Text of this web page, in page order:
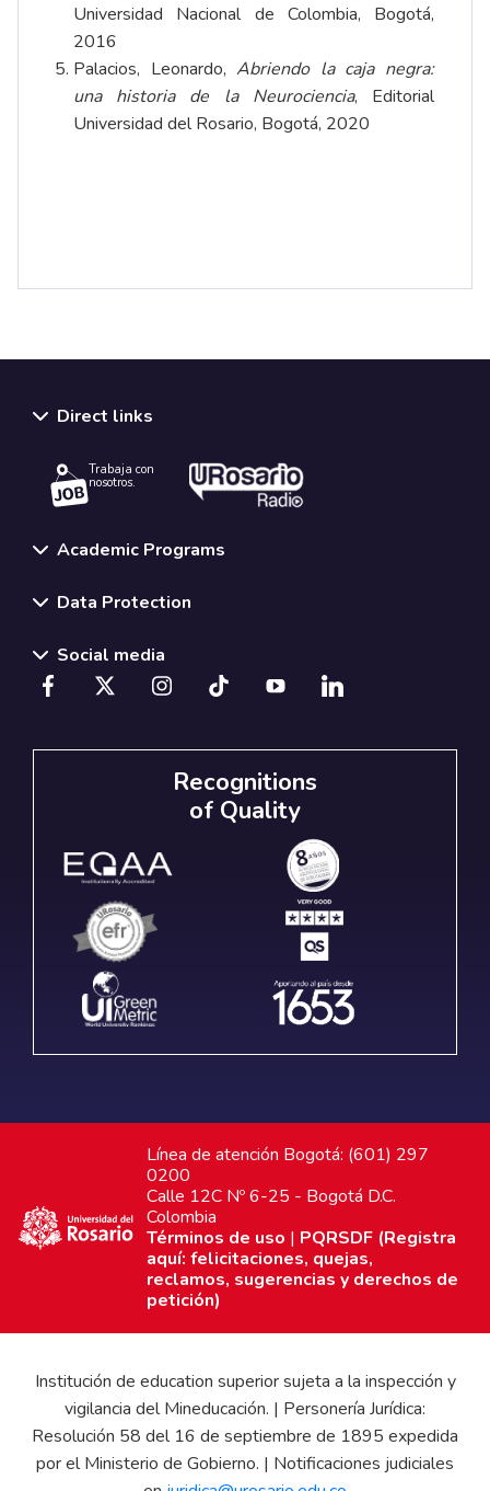
Universidad Nacional de Colombia, Bogotá,
2016
Palacios, Leonardo,Abriendo la caja negra:
una historia de la Neurociencia, Editorial
Universidad del Rosario, Bogotá, 2020
Direct links
Trabaja con
nosotros.
Academic Programs
Data Protection
Social media
Recognitions
of Quality
Línea de atención Bogotá: (601) 297
0200
Calle 12C Nº 6-25 - Bogotá D.C.
Colombia
Términos de uso | PQRSDF (Registra
aquí: felicitaciones, quejas,
reclamos, sugerencias y derechos de
petición)
Institución de education superior sujeta a la inspección y
vigilancia del Mineducación. | Personería Jurídica:
Resolución 58 del 16 de septiembre de 1895 expedida
por el Ministerio de Gobierno. | Notificaciones judiciales